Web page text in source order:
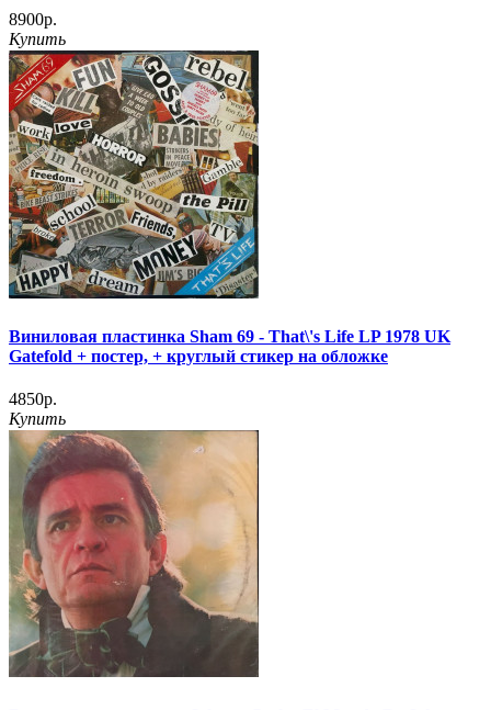
8900р.
Купить
Виниловая пластинка Sham 69 - That\'s Life LP 1978 UK
Gatefold + постер, + круглый стикер на обложке
4850р.
Купить